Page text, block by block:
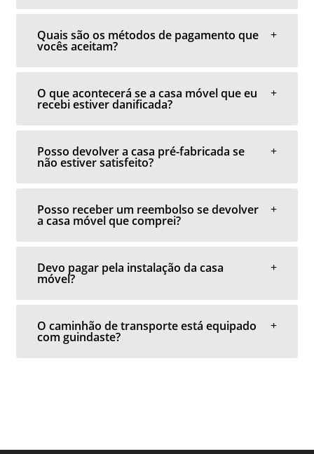
Quais são os métodos de pagamento que
vocês aceitam?
O que acontecerá se a casa móvel que eu
recebi estiver danificada?
Posso devolver a casa pré-fabricada se
não estiver satisfeito?
Posso receber um reembolso se devolver
a casa móvel que comprei?
Devo pagar pela instalação da casa
móvel?
O caminhão de transporte está equipado
com guindaste?